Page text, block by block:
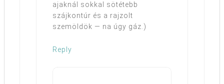
ajaknál sokkal sötétebb
szájkontúr és a rajzolt
szemöldök — na úgy gáz.)
Reply